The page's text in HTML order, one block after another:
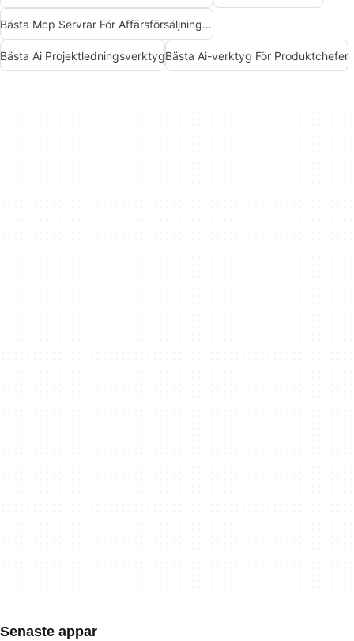
Bästa Mcp Servrar För Affärsförsäljning Marknadsföring
Bästa Ai ProjektledningsverktygBästa Ai-verktyg För Produktchefer
Senaste appar